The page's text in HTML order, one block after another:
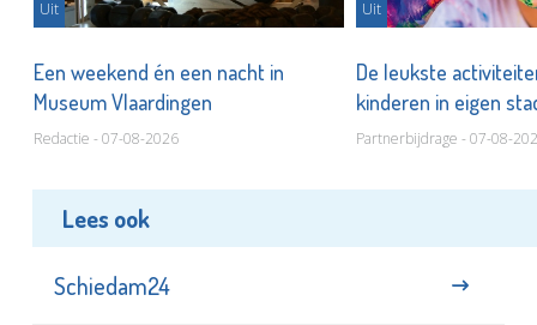
Uit
Een weekend én een nacht in
Museum Vlaardingen
Redactie - 07-08-2026
Uit
De leukste
kinderen in eigen
Partnerbijdrage - 07-08-
Lees ook
Schiedam24